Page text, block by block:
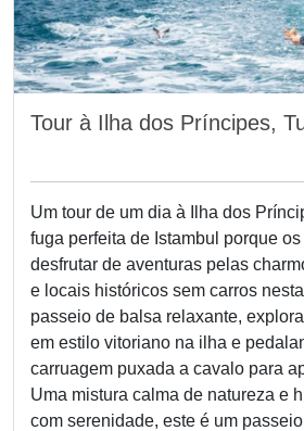
Tour à Ilha dos Príncipes,
Um tour de um dia à Ilha dos
fuga perfeita de Istambul porque
desfrutar de aventuras pelas
e locais históricos sem carros
passeio de balsa relaxante,
em estilo vitoriano na ilha e
carruagem puxada a cavalo para
Uma mistura calma de natureza e
com serenidade, este é um